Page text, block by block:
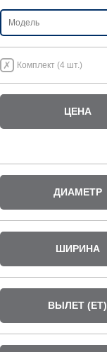
Комплект (4 шт.)
ЦЕНА
ДИАМЕТР
ШИРИНА
ВЫЛЕТ (ET)